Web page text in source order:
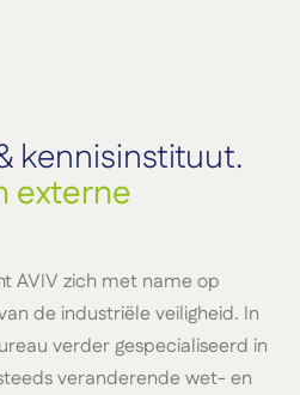
kennisinstituut.
externe
AVIV zich met name op
de industriële veiligheid. In
verder gespecialiseerd in
veranderende wet- en